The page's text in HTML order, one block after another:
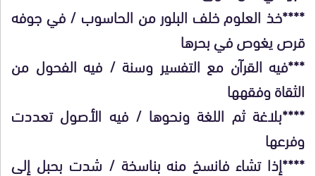
****خذ العلوم خلف البلور من الحاسوب / في جوفه
قرص يغوص في بحرها
***فيه القرآن مع التفسير وسنة / فيه الفحول من
الثقاة وفقهها
****بلاغة ثم اللغة ونحوها / فيه الأصول تعددت
وفرعها
****إذا تشاء فانسخ منه بناسخة / شدت بحبل إلى